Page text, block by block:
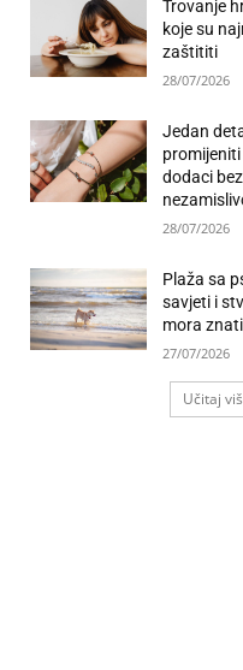
Trovanje
koje su
zaštititi
28/07/2026
Jedan
dodaci
28/07/2026
Plaža sa
savjeti i
mora
27/07/2026
Učitaj